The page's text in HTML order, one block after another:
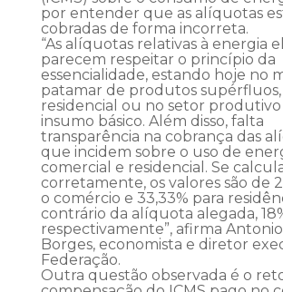
por entender que as alíquotas
cobradas de forma incorreta.
“As alíquotas relativas à energia
parecem respeitar o princípio da
essencialidade, estando hoje no
patamar de produtos supérfluos,
residencial ou no setor
insumo básico. Além disso, falta
transparência na cobrança das
que incidem sobre o uso de
comercial e residencial. Se
corretamente, os valores são de
o comércio e 33,33% para
contrário da alíquota alegada,
respectivamente”, afirma
Borges, economista e diretor
Federação.
Outra questão observada é o